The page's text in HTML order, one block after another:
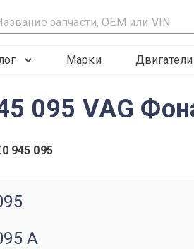
Марки Двигатели
095 VAG
945 095
A